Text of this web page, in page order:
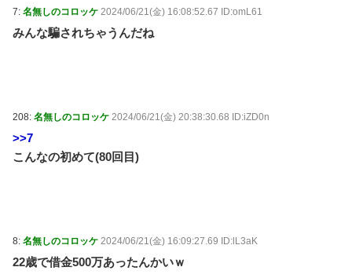
7: 名無しのコロッケ 2024/06/21(金) 16:08:52.67 ID:omL61
みんな騙されちゃうんだね
208: 名無しのコロッケ 2024/06/21(金) 20:38:30.68 ID:iZD0n
>>7
こんなの初めて(80回目)
8: 名無しのコロッケ 2024/06/21(金) 16:09:27.69 ID:lL3aK
22歳で借金500万あったんかいｗ